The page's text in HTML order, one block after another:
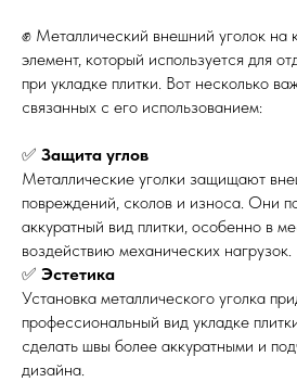
✊ Металлический внешний уголок на
элемент, который используется для
при укладке плитки. Вот несколько
связанных с его использованием:
✅ Защита углов
Металлические уголки защищают
повреждений, сколов и износа. Они
аккуратный вид плитки, особенно в
воздействию механических нагрузок.
✅ Эстетика
Установка металлического уголка
профессиональный вид укладке
сделать швы более аккуратными и
дизайна.